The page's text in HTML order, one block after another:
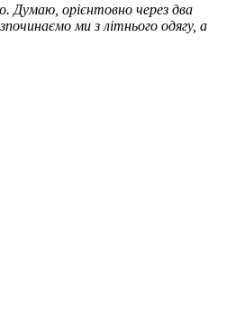
Думаю, орієнтовно через два
ми з літнього одягу, а